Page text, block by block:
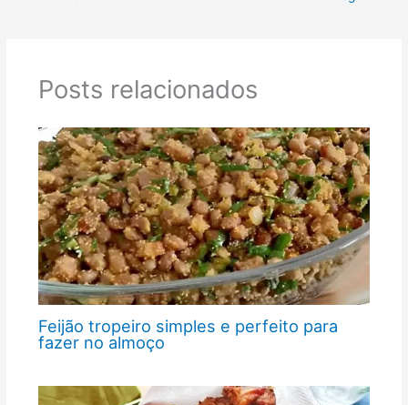
Posts relacionados
Feijão tropeiro simples e perfeito para
fazer no almoço